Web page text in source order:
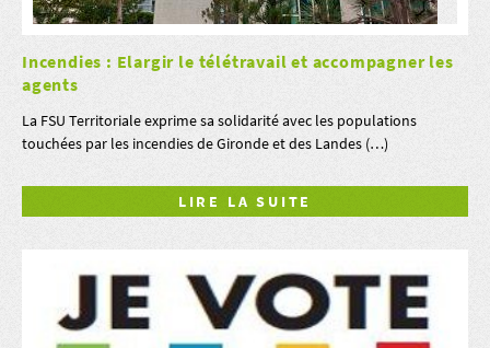
Incendies : Elargir le télétravail et accompagner les
agents
La FSU Territoriale exprime sa solidarité avec les populations
touchées par les incendies de Gironde et des Landes (…)
LIRE LA SUITE